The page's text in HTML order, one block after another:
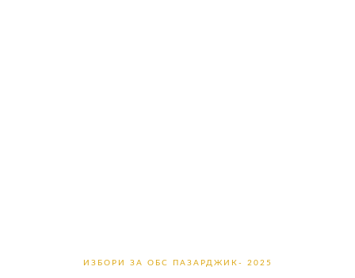
ИЗБОРИ ЗА ОБС ПАЗАРДЖИК- 2025